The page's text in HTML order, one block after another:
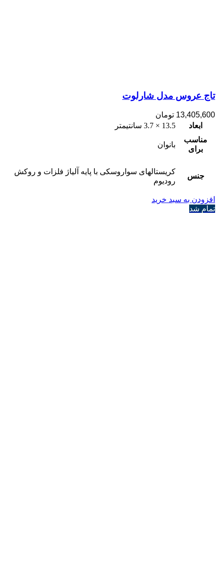
تاج عروس مدل شارلوت
13,405,600 تومان
ابعاد
13.5 × 3.7 سانتیمتر
مناسب
برای
بانوان
جنس
کریستالهای سواروسکی با پایه آلیاژ فلزات و روکش
رودیوم
افزودن به سبد خرید
تمام شد